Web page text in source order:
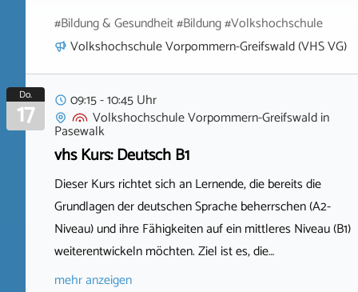
#Bildung & Gesundheit #Bildung #Volkshochschule
Volkshochschule Vorpommern-Greifswald (VHS VG)
Do.
17
09:15 - 10:45 Uhr
Volkshochschule Vorpommern-Greifswaldin
Pasewalk
vhs Kurs: Deutsch B1
Dieser Kurs richtet sich an Lernende, die bereits die
Grundlagen der deutschen Sprache beherrschen (A2-
Niveau) und ihre Fähigkeiten auf ein mittleres Niveau (B1)
weiterentwickeln möchten. Ziel ist es, die…
mehr anzeigen